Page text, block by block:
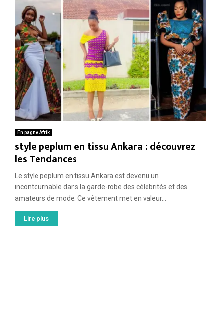
En pagne Afrik
style peplum en tissu Ankara : découvrez
les Tendances
Le style peplum en tissu Ankara est devenu un
incontournable dans la garde-robe des célébrités et des
amateurs de mode. Ce vêtement met en valeur...
Lire plus